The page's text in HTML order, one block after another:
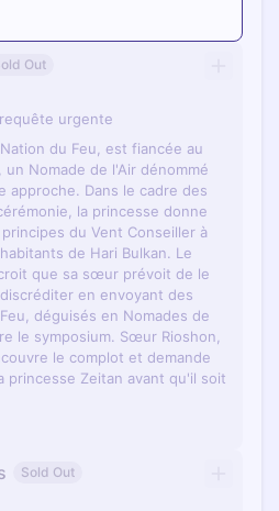
Out
urgente
du Feu, est fiancée au
Nomade de l'Air dénommé
approche. Dans le cadre des
la princesse donne
du Vent Conseiller à
de Hari Bulkan. Le
que sa sœur prévoit de le
en envoyant des
déguisés en Nomades de
le symposium. Sœur Rioshon,
le complot et demande
princesse Zeitan avant qu'il soit
Sold Out